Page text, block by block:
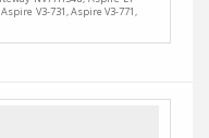
V3-731, Aspire V3-771,